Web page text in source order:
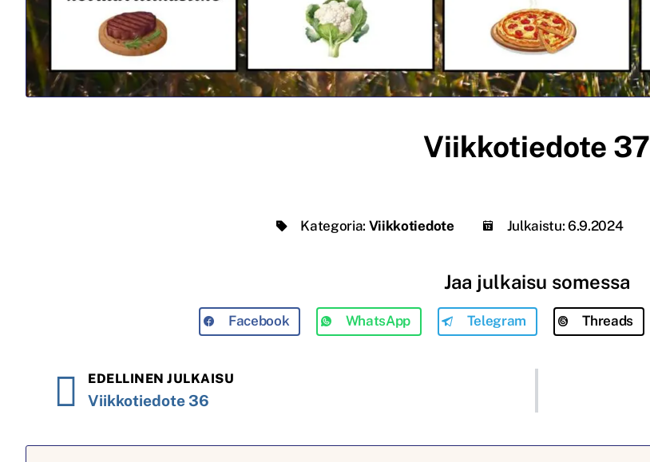
Viikkotiedote 37
Kategoria: Viikkotiedote Julkaistu: 6.9.2024
Jaa julkaisu somessa
Facebook WhatsApp Telegram Threads
EDELLINEN JULKAISU
Viikkotiedote 36